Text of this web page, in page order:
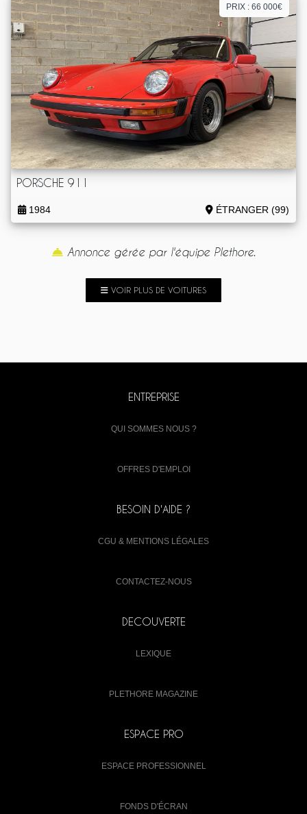
PRIX : 66 000€
PORSCHE 911
1984 ÉTRANGER (99)
Annonce gérée par l'équipe Plethore.
VOIR PLUS DE VOITURES
ENTREPRISE
QUI SOMMES NOUS ?
OFFRES D'EMPLOI
BESOIN D'AIDE ?
CGU & MENTIONS LÉGALES
CONTACTEZ-NOUS
DECOUVERTE
LEXIQUE
PLETHORE MAGAZINE
ESPACE PRO
ESPACE PROFESSIONNEL
FONDS D'ÉCRAN